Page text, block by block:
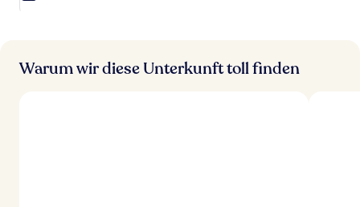
Warum wir diese Unterkunft toll finden